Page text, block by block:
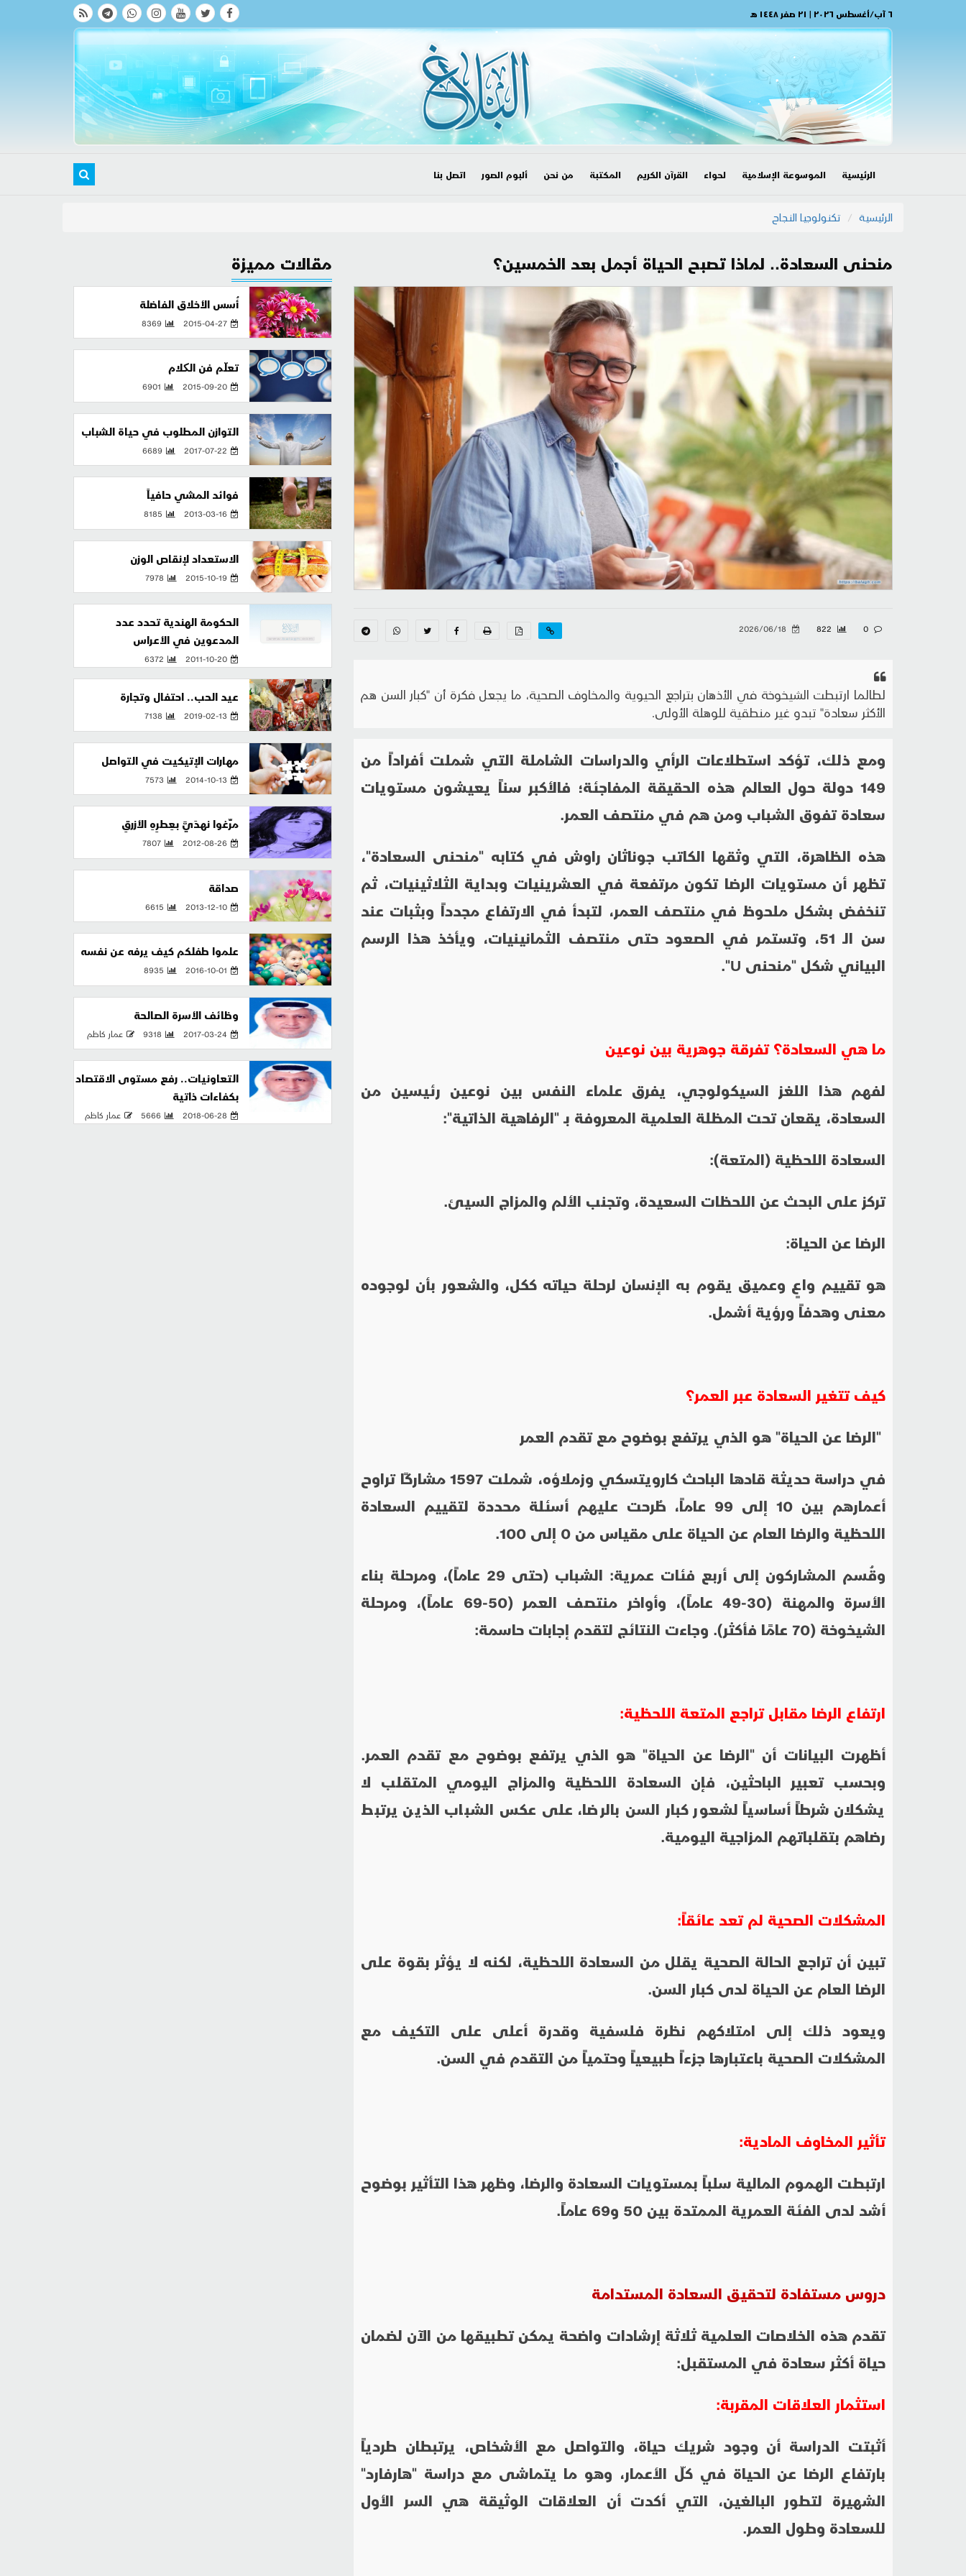
٦ آب/أغسطس ٢٠٢٦ | ٢١ صفر ١٤٤٨ هـ
الرئيسية الموسوعة الإسلامية لحواء القرآن الكريم المكتبة من نحن ألبوم الصور اتصل بنا
الرئيسية تكنولوجيا النجاح
منحنى السعادة.. لماذا تصبح الحياة أجمل بعد الخمسين؟
0
لطالما ارتبطت الشيخوخة في الأذهان بتراجع الحيوية والمخاوف الصحية، ما يجعل فكرة أن "كبار السن هم
الأكثر سعادة" تبدو غير منطقية للوهلة الأولى.
ومع ذلك، تؤكد استطلاعات الرأي والدراسات الشاملة التي شملت أفراداً من
149 دولة حول العالم هذه الحقيقة المفاجئة؛ فالأكبر سناً يعيشون مستويات
سعادة تفوق الشباب ومن هم في منتصف العمر.
هذه الظاهرة، التي وثقها الكاتب جوناثان راوش في كتابه "منحنى السعادة"،
تظهر أن مستويات الرضا تكون مرتفعة في العشرينيات وبداية الثلاثينيات، ثم
تنخفض بشكل ملحوظ في منتصف العمر، لتبدأ في الارتفاع مجدداً وبثبات عند
سن الـ 51، وتستمر في الصعود حتى منتصف الثمانينيات، ويأخذ هذا الرسم
البياني شكل "منحنى U
".
ما هي السعادة؟ تفرقة جوهرية بين نوعين
لفهم هذا اللغز السيكولوجي، يفرق علماء النفس بين نوعين رئيسين من
السعادة، يقعان تحت المظلة العلمية المعروفة بـ "الرفاهية الذاتية":
السعادة اللحظية (المتعة):
تركز على البحث عن اللحظات السعيدة، وتجنب الألم والمزاج السيئ.
الرضا عن الحياة:
هو تقييم واعٍ وعميق يقوم به الإنسان لرحلة حياته ككل، والشعور بأن لوجوده
معنى وهدفاً ورؤية أشمل.
كيف تتغير السعادة عبر العمر؟
"الرضا عن الحياة" هو الذي يرتفع بوضوح مع تقدم العمر
في دراسة حديثة قادها الباحث كارويتسكي وزملاؤه، شملت 1597 مشاركًا تراوح
أعمارهم بين 10 إلى 99 عاماً، طُرحت عليهم أسئلة محددة لتقييم السعادة
اللحظية والرضا العام عن الحياة على مقياس من 0 إلى 100.
وقُسم المشاركون إلى أربع فئات عمرية: الشباب (حتى 29 عاماً)، ومرحلة بناء
الأسرة والمهنة (30-49 عاماً)، وأواخر منتصف العمر (50-69 عاماً)، ومرحلة
الشيخوخة (70 عامًا فأكثر). وجاءت النتائج لتقدم إجابات حاسمة:
ارتفاع الرضا مقابل تراجع المتعة اللحظية:
أظهرت البيانات أن "الرضا عن الحياة" هو الذي يرتفع بوضوح مع تقدم العمر.
وبحسب تعبير الباحثين، فإن السعادة اللحظية والمزاج اليومي المتقلب لا
يشكلان شرطاً أساسياً لشعور كبار السن بالرضا، على عكس الشباب الذين يرتبط
رضاهم بتقلباتهم المزاجية اليومية.
المشكلات الصحية لم تعد عائقاً:
تبين أن تراجع الحالة الصحية يقلل من السعادة اللحظية، لكنه لا يؤثر بقوة على
الرضا العام عن الحياة لدى كبار السن.
ويعود ذلك إلى امتلاكهم نظرة فلسفية وقدرة أعلى على التكيف مع
المشكلات الصحية باعتبارها جزءاً طبيعياً وحتمياً من التقدم في السن.
تأثير المخاوف المادية:
ارتبطت الهموم المالية سلباً بمستويات السعادة والرضا، وظهر هذا التأثير بوضوح
أشد لدى الفئة العمرية الممتدة بين 50 و69 عاماً.
دروس مستفادة لتحقيق السعادة المستدامة
تقدم هذه الخلاصات العلمية ثلاثة إرشادات واضحة يمكن تطبيقها من الآن لضمان
حياة أكثر سعادة في المستقبل:
استثمار العلاقات المقربة:
أثبتت الدراسة أن وجود شريك حياة، والتواصل مع الأشخاص، يرتبطان طردياً
بارتفاع الرضا عن الحياة في كلّ الأعمار، وهو ما يتماشى مع دراسة "هارفارد"
الشهيرة لتطور البالغين، التي أكدت أن العلاقات الوثيقة هي السر الأول
للسعادة وطول العمر.
مقالات مميزة
أُسس الأخلاق الفاضلة
2015-04-27
8369
تعلّم فن الکلام
2015-09-20
6901
التوازن المطلوب في حياة الشباب
2017-07-22
6689
فوائد المشي حافياً
2013-03-16
8185
الاستعداد لإنقاص الوزن
2015-10-19
7978
الحكومة الهندية تحدد عدد
المدعوين في الأعراس
2011-10-20
6372
عيد الحب.. احتفال وتجارة
2019-02-13
7138
مهارات الإتيكيت في التواصل
2014-10-13
7573
مرِّغوا نهدَيَّ بعِطرِهِ الأزرقِ
2012-08-26
7807
صداقة
2013-12-10
6615
علموا طفلكم كيف يرفه عن نفسه
2016-10-01
8935
وظائف الأسرة الصالحة
2017-03-24
9318 عمار كاظم
التعاونيات.. رفع مستوى الاقتصاد
بكفاءات ذاتية
2018-06-28
5666 عمار كاظم